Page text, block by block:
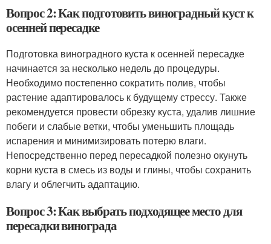
Вопрос 2: Как подготовить виноградный куст к
осенней пересадке
Подготовка виноградного куста к осенней пересадке
начинается за несколько недель до процедуры.
Необходимо постепенно сократить полив, чтобы
растение адаптировалось к будущему стрессу. Также
рекомендуется провести обрезку куста, удалив лишние
побеги и слабые ветки, чтобы уменьшить площадь
испарения и минимизировать потерю влаги.
Непосредственно перед пересадкой полезно окунуть
корни куста в смесь из воды и глины, чтобы сохранить
влагу и облегчить адаптацию.
Вопрос 3: Как выбрать подходящее место для
пересадки винограда